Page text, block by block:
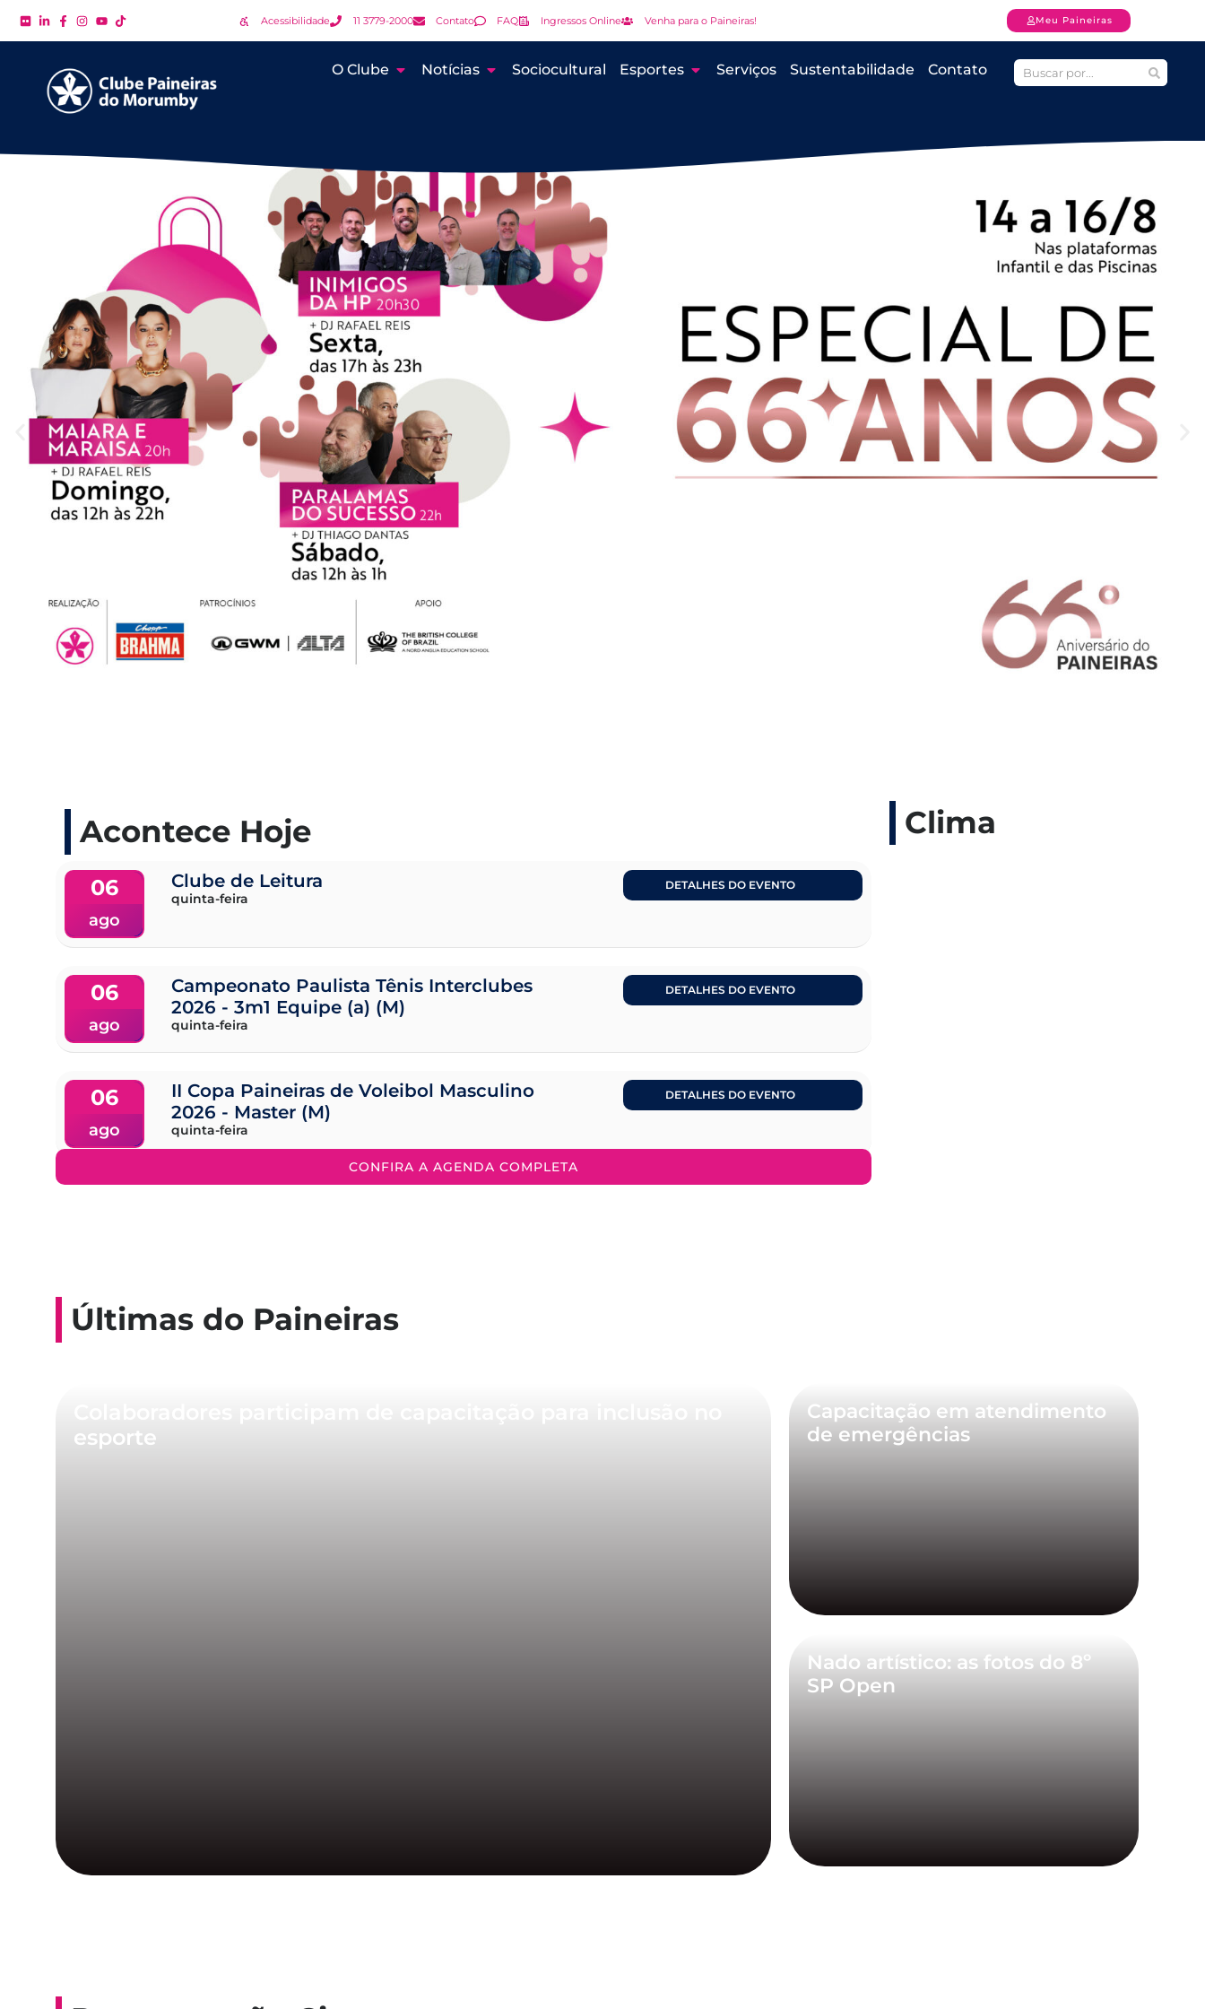
Acessibilidade 11 3779-2000 Contato FAQ Ingressos Online Venha para o Paineiras! Meu Paineiras
O Clube Notícias Sociocultural Esportes Serviços Sustentabilidade Contato
Acontece Hoje
06
ago
Clube de Leitura
quinta-feira
DETALHES DO EVENTO
06
ago
Campeonato Paulista Tênis Interclubes
2026 - 3m1 Equipe (a) (M)
quinta-feira
DETALHES DO EVENTO
06
ago
II Copa Paineiras de Voleibol Masculino
2026 - Master (M)
quinta-feira
DETALHES DO EVENTO
CONFIRA A AGENDA COMPLETA
Clima
Últimas do Paineiras
esporte
Capacitação em atendimento
de emergências
Nado artístico: as fotos do 8º
SP Open